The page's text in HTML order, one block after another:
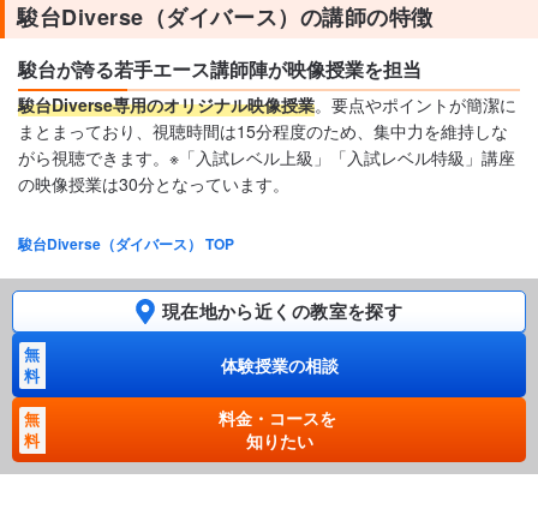
駿台Diverse（ダイバース）の講師の特徴
駿台が誇る若手エース講師陣が映像授業を担当
駿台Diverse専用のオリジナル映像授業。要点やポイントが簡潔に
まとまっており、視聴時間は15分程度のため、集中力を維持しな
がら視聴できます。※「入試レベル上級」「入試レベル特級」講座
の映像授業は30分となっています。
駿台Diverse（ダイバース） TOP
現在地から近くの教室を探す
無
料
体験授業の相談
無
料
料金・コースを
知りたい